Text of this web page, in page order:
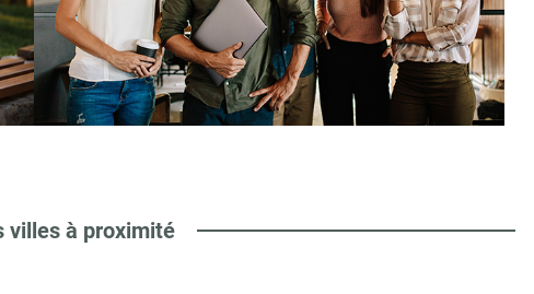
villes à proximité